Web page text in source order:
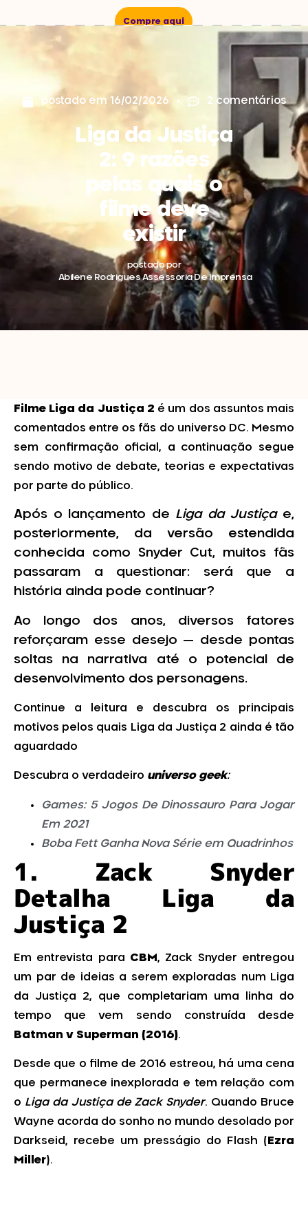
Compre aqui
postado em 16/02/2026 2 comentários
Liga da Justiça
2: 9 razões
pelas quais o
filme deve
existir
postado por
Abilene Rodrigues Assessoria De Imprensa
Filme Liga da Justiça 2 é um dos assuntos mais
comentados entre os fãs do universo DC. Mesmo
sem confirmação oficial, a continuação segue
sendo motivo de debate, teorias e expectativas
por parte do público.
Após o lançamento de Liga da Justiçae,
posteriormente, da versão estendida
conhecida como Snyder Cut, muitos fãs
passaram a questionar: será que a
história ainda pode continuar?
Ao longo dos anos, diversos fatores
reforçaram esse desejo — desde pontas
soltas na narrativa até o potencial de
desenvolvimento dos personagens.
Continue a leitura e descubra os principais
motivos pelos quais Liga da Justiça 2 ainda é tão
aguardado
Descubra o verdadeiro universo geek:
Games: 5 Jogos De Dinossauro Para Jogar
Em 2021
Boba Fett Ganha Nova Série em Quadrinhos
1. Zack Snyder
Detalha Liga da
Justiça 2
Em entrevista para CBM, Zack Snyder entregou
um par de ideias a serem exploradas num Liga
da Justiça 2, que completariam uma linha do
tempo que vem sendo construída desde
Batman v Superman (2016).
Desde que o filme de 2016 estreou, há uma cena
que permanece inexplorada e tem relação com
o Liga da Justiça de Zack Snyder. Quando Bruce
Wayne acorda do sonho no mundo desolado por
Darkseid, recebe um presságio do Flash ( Ezra
Miller).